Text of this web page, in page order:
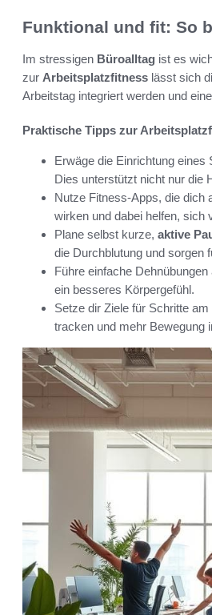
Funktional und fit: So
Im stressigen Büroalltag ist es
zur Arbeitsplatzfitness lässt sich
Arbeitstag integriert werden und
Praktische Tipps zur
Erwäge die Einrichtung
Dies unterstützt nicht nur die
Nutze Fitness-Apps, die dich
wirken und dabei helfen, sich
Plane selbst kurze, aktive
die Durchblutung und sorgen
Führe einfache
ein besseres Körpergefühl.
Setze dir Ziele für Schritte
tracken und mehr Bewegung